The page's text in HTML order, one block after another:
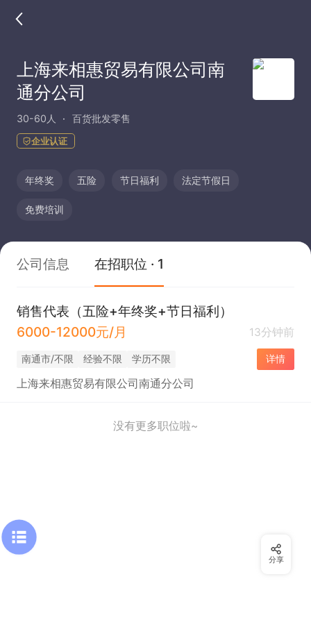
上海来相惠贸易有限公司南
通分公司
30-60人 百货批发零售
企业认证
年终奖 五险 节日福利 法定节假日
免费培训
公司信息 在招职位 · 1
销售代表（五险+年终奖+节日福利）
6000-12000元/月
13分钟前
南通市/不限 经验不限 学历不限 详情
上海来相惠贸易有限公司南通分公司
没有更多职位啦~
分享